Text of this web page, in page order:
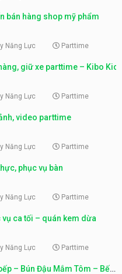
bán hàng shop mỹ phẩm
Năng Lực Parttime
giữ xe parttime – Kibo Kid
Năng Lực Parttime
video parttime
Năng Lực Parttime
phục vụ bàn
Năng Lực Parttime
vụ ca tối – quán kem dừa
Năng Lực Parttime
– Bún Đậu Mắm Tôm – Bếp